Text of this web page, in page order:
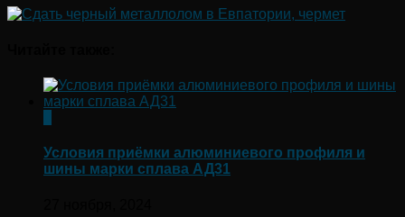
Условия приёмки алюминиевого профиля и
шины марки сплава АД31